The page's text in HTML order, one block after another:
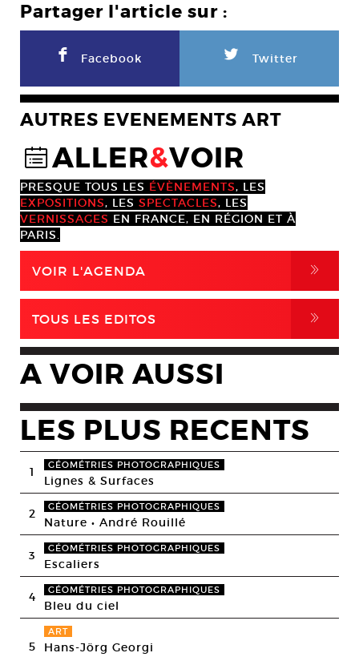
Partager l'article sur :
F Facebook L Twitter
AUTRES EVENEMENTS ART
@ALLER&VOIR
PRESQUE TOUS LES ÉVÈNEMENTS, LES
EXPOSITIONS, LES SPECTACLES, LES
VERNISSAGES EN FRANCE, EN RÉGION ET À
PARIS.
VOIR L'AGENDA ,
TOUS LES EDITOS ,
A VOIR AUSSI
LES PLUS RECENTS
1 GÉOMÉTRIES PHOTOGRAPHIQUES
Lignes & Surfaces
2 GÉOMÉTRIES PHOTOGRAPHIQUES
Nature • André Rouillé
3 GÉOMÉTRIES PHOTOGRAPHIQUES
Escaliers
4 GÉOMÉTRIES PHOTOGRAPHIQUES
Bleu du ciel
5
ART
Hans-Jörg Georgi